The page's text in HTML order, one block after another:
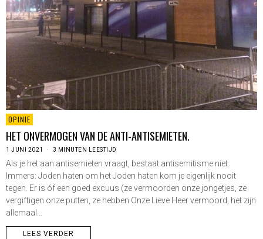
OPINIE
HET ONVERMOGEN VAN DE ANTI-ANTISEMIETEN.
1 JUNI 2021 3 MINUTEN LEESTIJD
Als je het aan antisemieten vraagt, bestaat antisemitisme niet.
Immers: Joden haten om het Joden haten kom je eigenlijk nooit
tegen. Er is óf een goed excuus (ze vermoorden onze jongetjes, ze
vergiftigen onze putten, ze hebben Onze Lieve Heer vermoord, het zijn
allemaal…
LEES VERDER